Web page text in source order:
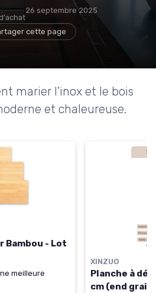
26 septembre 2025
cette page
marier l'inox et le bois
et chaleureuse.
Bambou - Lot
meilleure
XINZUO
Planche à
cm (end grain)